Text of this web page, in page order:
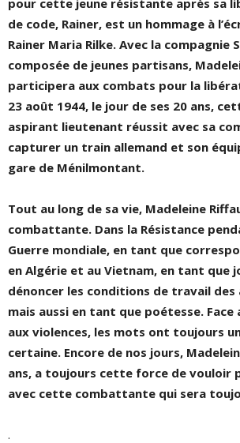
pour cette jeune résistante après sa
de code, Rainer, est un hommage à
Rainer Maria Rilke. Avec la compagnie
composée de jeunes partisans,
participera aux combats pour la
23 août 1944, le jour de ses 20 ans,
aspirant lieutenant réussit avec sa
capturer un train allemand et son
gare de Ménilmontant.
Tout au long de sa vie, Madeleine
combattante. Dans la Résistance
Guerre mondiale, en tant que
en Algérie et au Vietnam, en tant que
dénoncer les conditions de travail des
mais aussi en tant que poétesse.
aux violences, les mots ont toujours
certaine. Encore de nos jours,
ans, a toujours cette force de vouloir
avec cette combattante qui sera
.